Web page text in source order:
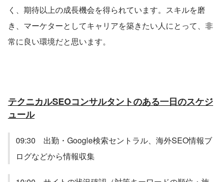
く、期待以上の成長機会を得られています。スキルを磨
き、マーケターとしてキャリアを築きたい人にとって、非
常に良い環境だと思います。
テクニカルSEOコンサルタントのある一日のスケジ
ュール
09:30　出勤・Google検索セントラル、海外SEO情報ブ
ログなどから情報収集